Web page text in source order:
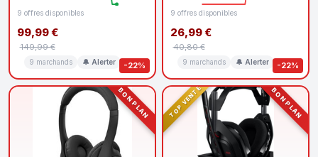
-22%
9 offres disponibles
99,99 €
149,99 €
9 marchands 🔔 Alerter -22%
9 offres disponibles
26,99 €
40,80 €
9 marchands 🔔 Alerter
BON PLAN TOP VENTE BON PLAN